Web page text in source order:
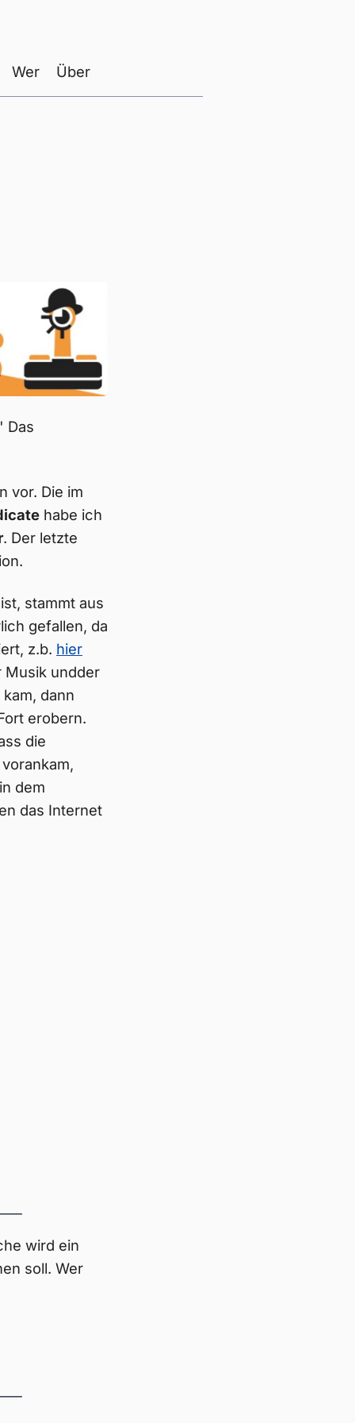
Wer Über
Das
vor. Die im
habe ich
. Der letzte
stammt aus
gefallen, da
z.b. hier
Musik undder
dann
erobern.
die
dem
das Internet
wird ein
soll. Wer